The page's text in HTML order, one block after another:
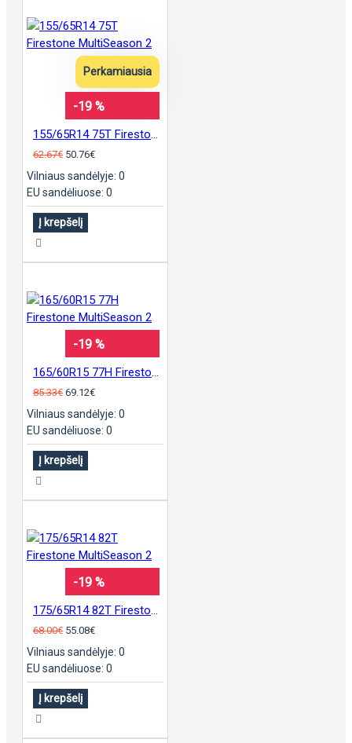
Perkamiausia
-19 %
62.67€ 50.76€
Vilniaus sandėlyje: 0
EU sandėliuose: 0
Į krepšelį
-19 %
85.33€ 69.12€
Vilniaus sandėlyje: 0
EU sandėliuose: 0
Į krepšelį
-19 %
68.00€ 55.08€
Vilniaus sandėlyje: 0
EU sandėliuose: 0
Į krepšelį